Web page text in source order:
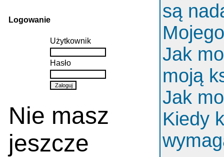
Logowanie
Użytkownik
Hasło
Nie masz
jeszcze
są
Jak
moją
Jak
Kiedy